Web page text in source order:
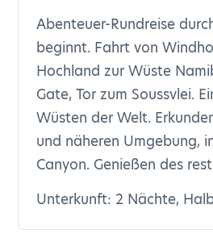
Abenteuer-Rundreise
beginnt. Fahrt von
Hochland zur Wüste
Gate, Tor zum Soussvlei.
Wüsten der Welt.
und näheren Umgebung,
Canyon. Genießen des
Unterkunft: 2 Nächte,